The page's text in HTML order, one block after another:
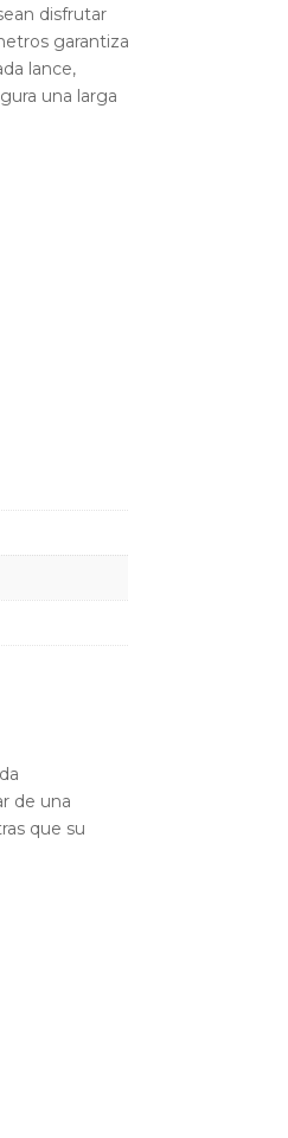
disfrutar
garantiza
lance,
una larga
de una
que su